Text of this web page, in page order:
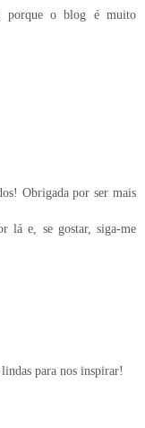
porque o blog é muito
Obrigada por ser mais
lá e, se gostar, siga-me
para nos inspirar!